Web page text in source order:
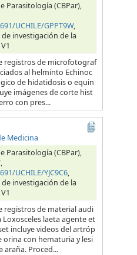
Parasitología (CBPar),
UCHILE/GPPT9W,
investigación de la
registros de microfotograf
al helminto Echinoc
de hidatidosis o equin
imágenes de corte hist
con pres...
Medicina
Parasitología (CBPar),
UCHILE/YJC9C6,
investigación de la
registros de material audi
laeta agente et
incluye videos del artróp
con hematuria y lesi
Proced...